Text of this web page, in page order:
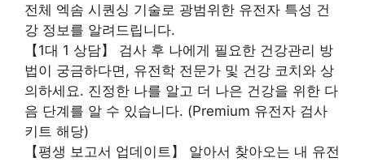
전체 엑솜 시퀀싱 기술로 광범위한 유전자 특성 건
강 정보를 알려드립니다.
【1대 1 상담】 검사 후 나에게 필요한 건강관리 방
법이 궁금하다면, 유전학 전문가 및 건강 코치와 상
의하세요. 진정한 나를 알고 더 나은 건강을 위한 다
음 단계를 알 수 있습니다. (Premium 유전자 검사
키트 해당)
【평생 보고서 업데이트】 알아서 찾아오는 내 유전